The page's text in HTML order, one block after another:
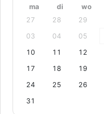
ma di wo
27
28 29
03
04 05
10
11 12
17
18 19
24
25 26
31